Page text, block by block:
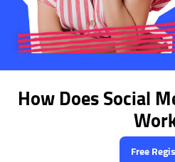
How Does Social
Free